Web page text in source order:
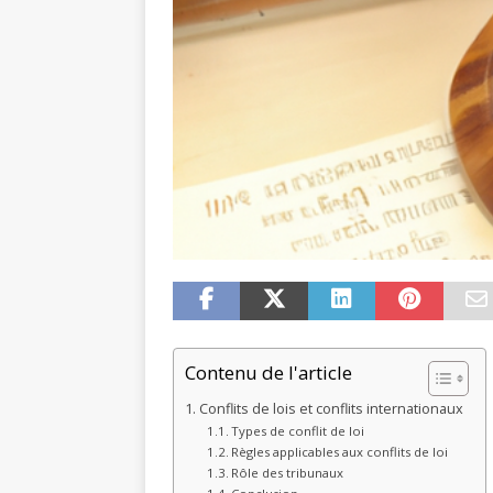
Contenu de l'article
Conflits de lois et conflits internationaux
Types de conflit de loi
Règles applicables aux conflits de loi
Rôle des tribunaux